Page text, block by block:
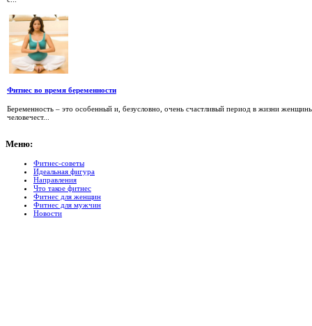
Фитнес во время беременности
Беременность – это особенный и, безусловно, очень счастливый период в жизни
человечест...
Меню:
Фитнес-советы
Идеальная фигура
Направления
Что такое фитнес
Фитнес для женщин
Фитнес для мужчин
Новости